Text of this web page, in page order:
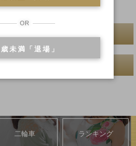
二輪車 ランキング
OR
未満「退場」